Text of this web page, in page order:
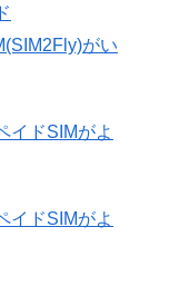
がい
イドSIMがよ
イドSIMがよ